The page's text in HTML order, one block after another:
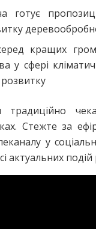
готує
кращих
у сфері
традиційно
Стежте за
у
актуальних подій